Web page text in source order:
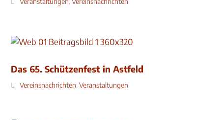
Das 65. Schützenfest in Astfeld
Vereinsnachrichten,Veranstaltungen